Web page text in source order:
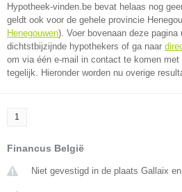
Hypotheek-vinden.be bevat helaas nog
geldt ook voor de gehele provincie
Henegouwen). Voer bovenaan deze
dichtstbijzijnde hypothekers of ga naar
om via één e-mail in contact te komen met
tegelijk. Hieronder worden nu overige
1
Financus België
Niet gevestigd in de plaats Gallaix